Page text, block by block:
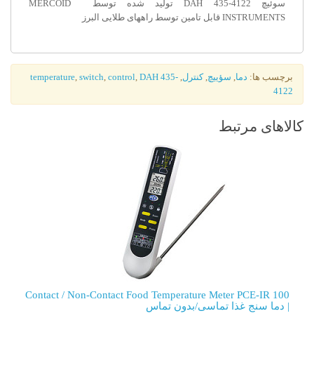
سوئیچ DAH 435-4122 تولید شده توسط MERCOID
INSTRUMENTS قابل تامین توسط راههای طلایی البرز
برچسب ها:دما,سؤییچ,کنترل ,
temperature ,switch ,control ,DAH 435-
4122
کالاهای مرتبط
Contact / Non-Contact Food Temperature Meter PCE-IR 100
| دما سنج غذا تماسی/بدون تماس